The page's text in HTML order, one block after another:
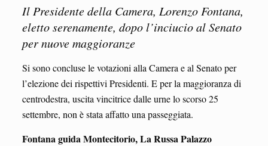
Il Presidente della Camera, Lorenzo Fontana,
eletto serenamente, dopo l’inciucio al Senato
per nuove maggioranze
Si sono concluse le votazioni alla Camera e al Senato per
l’elezione dei rispettivi Presidenti. E per la maggioranza di
centrodestra, uscita vincitrice dalle urne lo scorso 25
settembre, non è stata affatto una passeggiata.
Fontana guida Montecitorio, La Russa Palazzo